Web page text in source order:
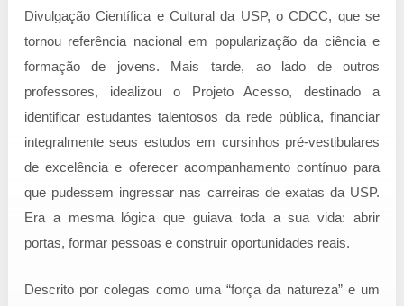
Divulgação Científica e Cultural da USP, o CDCC, que se
tornou referência nacional em popularização da ciência e
formação de jovens. Mais tarde, ao lado de outros
professores, idealizou o Projeto Acesso, destinado a
identificar estudantes talentosos da rede pública, financiar
integralmente seus estudos em cursinhos pré-vestibulares
de excelência e oferecer acompanhamento contínuo para
que pudessem ingressar nas carreiras de exatas da USP.
Era a mesma lógica que guiava toda a sua vida: abrir
portas, formar pessoas e construir oportunidades reais.
Descrito por colegas como uma “força da natureza” e um